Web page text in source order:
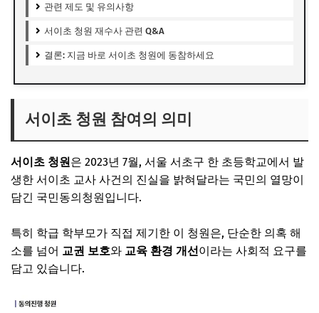
관련 제도 및 유의사항
서이초 청원 재수사 관련 Q&A
결론: 지금 바로 서이초 청원에 동참하세요
서이초 청원 참여의 의미
서이초 청원은 2023년 7월, 서울 서초구 한 초등학교에서 발
생한 서이초 교사 사건의 진실을 밝혀달라는 국민의 열망이
담긴 국민동의청원입니다.
특히 학급 학부모가 직접 제기한 이 청원은, 단순한 의혹 해
소를 넘어 교권 보호와 교육 환경 개선이라는 사회적 요구를
담고 있습니다.